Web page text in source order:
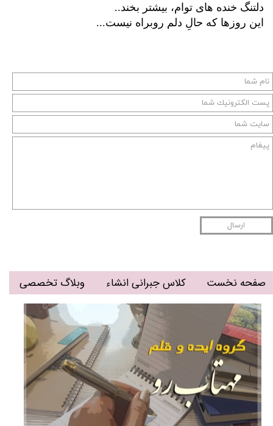
دلتنگ خنده های توام، بیشتر بخند..
این روزها که حالِ دلم روبراه نیست...
صفحه نخست کلاس جبرانی انشاء وبلاگ تخصصی
ارسال